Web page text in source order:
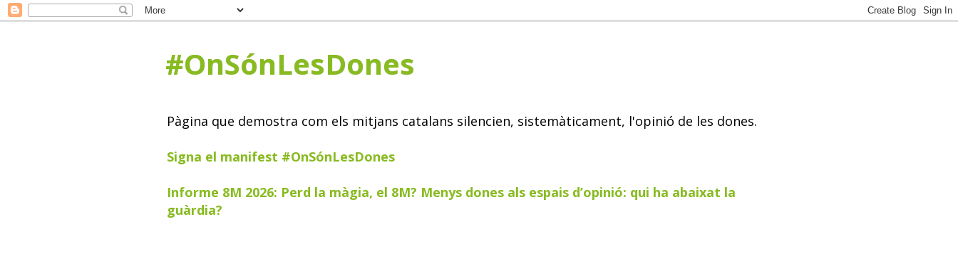
#OnSónLesDones
Pàgina que demostra com els mitjans catalans silencien, sistemàticament, l'opinió de les dones.
Signa el manifest #OnSónLesDones
Informe 8M 2026: Perd la màgia, el 8M? Menys dones als espais d’opinió: qui ha abaixat la
guàrdia?